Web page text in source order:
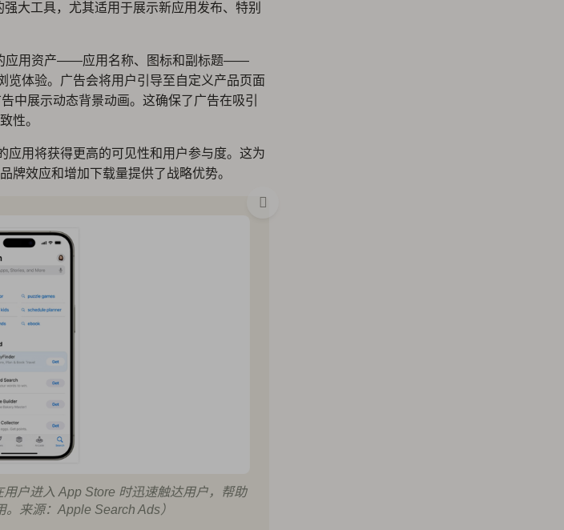
大工具，尤其适用于展示新应用发布、特别
应用资产——应用名称、图标和副标题——
览体验。广告会将用户引导至自定义产品页面
中展示动态背景动画。这确保了广告在吸引
性。
应用将获得更高的可见性和用户参与度。这为
牌效应和增加下载量提供了战略优势。
户进入 App Store 时迅速触达用户，帮助
来源：Apple Search Ads）